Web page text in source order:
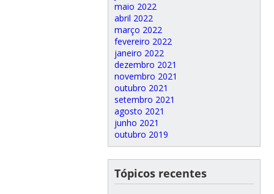
maio 2022
abril 2022
março 2022
fevereiro 2022
janeiro 2022
dezembro 2021
novembro 2021
outubro 2021
setembro 2021
agosto 2021
junho 2021
outubro 2019
Tópicos recentes